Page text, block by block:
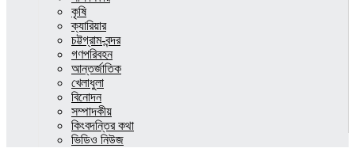
কৃষি
ক্যারিয়ার
চট্টগ্রাম-বন্দর
গণপরিবহন
আন্তর্জাতিক
খেলাধুলা
বিনোদন
সম্পাদকীয়
কিংবদন্তির কথা
ভিডিও নিউজ